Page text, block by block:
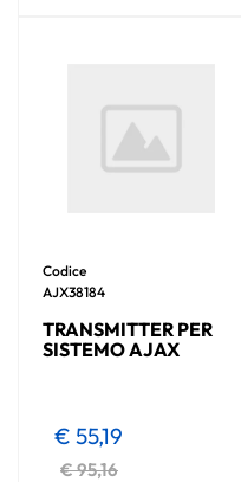
Codice
AJX38184
TRANSMITTER PER
SISTEMO AJAX
€ 95,16
€ 55,19